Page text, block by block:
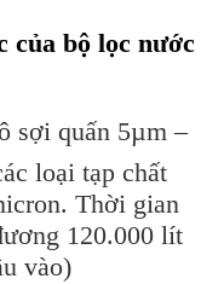
của bộ lọc nước
sợi quấn 5µm –
loại tạp chất
Thời gian
120.000 lít
vào)